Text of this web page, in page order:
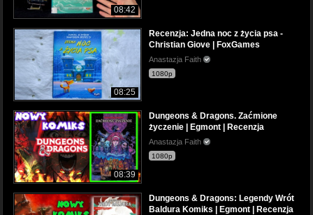
08:42
08:25
Recenzja: Jedna noc z życia psa -
Christian Giove | FoxGames
Anastazja Faith
1080p
08:39
Dungeons & Dragons. Zaćmione
życzenie | Egmont | Recenzja
Anastazja Faith
1080p
Dungeons & Dragons: Legendy Wrót
Baldura Komiks | Egmont | Recenzja